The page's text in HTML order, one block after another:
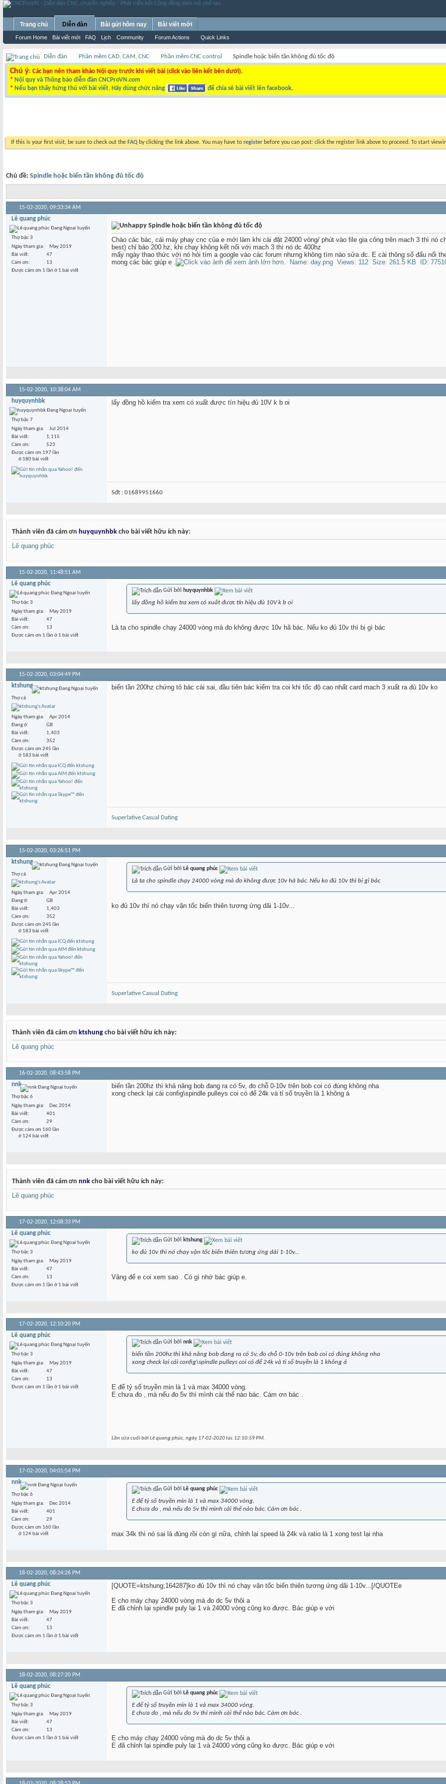
Trang chủ Diễn đàn
Forum Home Bài viết mới FAQ Lịch Community Forum Actions Quick Links
Bài gửi hôm nay Bài viết mới
Diễn đàn Phần mềm CAD, CAM, CNC Phần mềm CNC control Spindle hoặc biến tần không đủ tốc độ
Chú ý: Các bạn nên tham khảo Nội quy trước khi viết bài (click vào liên kết bên dưới).
* Nội quy và Thông báo diễn đàn CNCProVN.com
* Nếu bạn thấy hứng thú với bài viết. Hãy dùng chức năng để chia sẻ bài viết lên facebook.
If this is your first visit, be sure to check out the FAQ by clicking the link above. You may have to register before you can post: click the register link above to proceed. To start
Chủ đề: Spindle hoặc biến tần không đủ tốc độ
15-02-2020, 09:33:34 AM
Lê quang phúc
Thợ bậc 3
Ngày tham gia
May 2019
Bài viết
47
Cám ơn
13
Được cám ơn 1 lần ở 1 bài viết
Spindle hoặc biến tần không đủ tốc độ
Chào các bác, cái máy phay cnc của e mới làm khi cài đặt 24000 vòng/ phút vào file gia công trên mach 3 thì nó
best) chỉ bảo 200 hz, khi chạy không kết nối với mach 3 thì nó dc 400hz
mấy ngày thao thức với nó hỏi tìm a google vào các forum nhưng không tìm nào sửa đc. E cài thông số đấu nối
mong các bác giúp e .
15-02-2020, 10:38:04 AM
huyquynhbk
Thợ bậc 7
Ngày tham gia
Jul 2014
Bài viết
1,115
Cám ơn
523
Được cám ơn 197 lần
ở 180 bài viết
lấy đồng hồ kiểm tra xem có xuất được tín hiệu đủ 10V k b oi
Sđt : 01689951660
Thành viên đã cám ơn huyquynhbk cho bài viết hữu ích này:
Lê quang phúc
15-02-2020, 11:48:51 AM
Lê quang phúc
Thợ bậc 3
Ngày tham gia
May 2019
Bài viết
47
Cám ơn
13
Được cám ơn 1 lần ở 1 bài viết
Gửi bởi huyquynhbk
lấy đồng hồ kiểm tra xem có xuất được tín hiệu đủ 10V k b oi
Là ta cho spindle chạy 24000 vòng mà đo không được 10v hã bác. Nếu ko đủ 10v thì bị gì bác
15-02-2020, 03:04:49 PM
ktshung
Thợ cả
Ngày tham gia
Apr 2014
Đang ở
GB
Bài viết
1,403
Cám ơn
352
Được cám ơn 245 lần
ở 183 bài viết
biến tần 200hz chứng tỏ bác cài sai, đầu tiên bác kiểm tra coi khi tốc độ cao nhất card mach 3 xuất ra đủ 10v ko
Superlative Сasual Dating
15-02-2020, 03:26:51 PM
ktshung
Thợ cả
Ngày tham gia
Apr 2014
Đang ở
GB
Bài viết
1,403
Cám ơn
352
Được cám ơn 245 lần
ở 183 bài viết
Gửi bởi Lê quang phúc
Là ta cho spindle chạy 24000 vòng mà đo không được 10v hã bác. Nếu ko đủ 10v thì bị gì bác
ko đủ 10v thì nó chạy vận tốc biến thiên tương ứng dãi 1-10v...
Superlative Сasual Dating
Thành viên đã cám ơn ktshung cho bài viết hữu ích này:
Lê quang phúc
16-02-2020, 08:43:58 PM
nnk
Thợ bậc 6
Ngày tham gia
Dec 2014
Bài viết
401
Cám ơn
29
Được cám ơn 160 lần
ở 124 bài viết
biến tần 200hz thì khả năng bob đang ra có 5v, đo chỗ 0-10v trên bob coi có đúng không nha
xong check lại cái config\spindle pulleys coi có để 24k và tỉ số truyền là 1 không á
Thành viên đã cám ơn nnk cho bài viết hữu ích này:
Lê quang phúc
17-02-2020, 12:08:33 PM
Lê quang phúc
Thợ bậc 3
Ngày tham gia
May 2019
Bài viết
47
Cám ơn
13
Được cám ơn 1 lần ở 1 bài viết
Gửi bởi ktshung
ko đủ 10v thì nó chạy vận tốc biến thiên tương ứng dãi 1-10v...
Vâng để e coi xem sao . Có gì nhờ bác giúp e.
17-02-2020, 12:10:20 PM
Lê quang phúc
Thợ bậc 3
Ngày tham gia
May 2019
Bài viết
47
Cám ơn
13
Được cám ơn 1 lần ở 1 bài viết
Gửi bởi nnk
biến tần 200hz thì khả năng bob đang ra có 5v, đo chỗ 0-10v trên bob coi có đúng không nha
xong check lại cái config\spindle pulleys coi có để 24k và tỉ số truyền là 1 không á
E để tỷ số truyền min là 1 và max 34000 vòng.
E chưa đo , mà nếu đo 5v thì mình cài thế nào bác. Cám ơn bác .
Lần sửa cuối bởi Lê quang phúc, ngày 17-02-2020 lúc 12:10:59 PM.
17-02-2020, 04:01:54 PM
nnk
Thợ bậc 6
Ngày tham gia
Dec 2014
Bài viết
401
Cám ơn
29
Được cám ơn 160 lần
ở 124 bài viết
Gửi bởi Lê quang phúc
E để tỷ số truyền min là 1 và max 34000 vòng.
E chưa đo , mà nếu đo 5v thì mình cài thế nào bác. Cám ơn bác .
max 34k thì nó sai là đúng rồi còn gì nữa, chỉnh lại speed là 24k và ratio là 1 xong test lại nha
18-02-2020, 08:24:26 PM
Lê quang phúc
Thợ bậc 3
Ngày tham gia
May 2019
Bài viết
47
Cám ơn
13
Được cám ơn 1 lần ở 1 bài viết
[QUOTE=ktshung;164287]ko đủ 10v thì nó chạy vận tốc biến thiên tương ứng dãi 1-10v...[/QUOTEe
E cho máy chạy 24000 vòng mà đo dc 5v thôi a
E đã chỉnh lại spindle puly lại 1 và 24000 vòng cũng ko được. Bác giúp e với
18-02-2020, 08:27:20 PM
Lê quang phúc
Thợ bậc 3
Ngày tham gia
May 2019
Bài viết
47
Cám ơn
13
Được cám ơn 1 lần ở 1 bài viết
Gửi bởi Lê quang phúc
E để tỷ số truyền min là 1 và max 34000 vòng.
E chưa đo , mà nếu đo 5v thì mình cài thế nào bác. Cám ơn bác .
E cho máy chạy 24000 vòng mà đo dc 5v thôi a
E đã chỉnh lại spindle puly lại 1 và 24000 vòng cũng ko được. Bác giúp e với